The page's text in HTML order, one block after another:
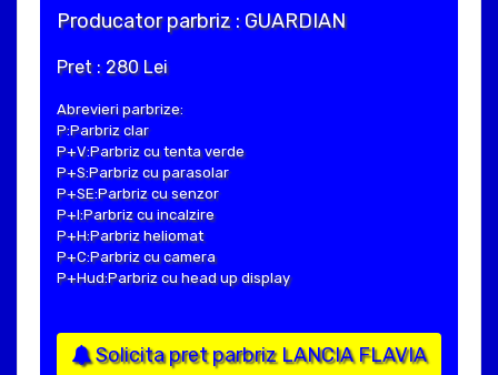
Producator parbriz : GUARDIAN
Pret : 280 Lei
Abrevieri parbrize:
P:Parbriz clar
P+V:Parbriz cu tenta verde
P+S:Parbriz cu parasolar
P+SE:Parbriz cu senzor
P+I:Parbriz cu incalzire
P+H:Parbriz heliomat
P+C:Parbriz cu camera
P+Hud:Parbriz cu head up display
Solicita pret parbriz LANCIA FLAVIA